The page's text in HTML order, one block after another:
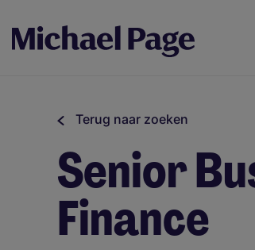
Terug naar zoeken
Senior
Finance